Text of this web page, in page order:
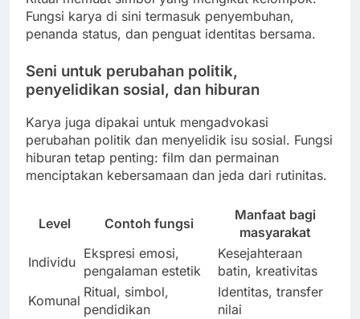
Fungsi karya di sini termasuk penyembuhan,
penanda status, dan penguat identitas bersama.
Seni untuk perubahan politik,
penyelidikan sosial, dan hiburan
Karya juga dipakai untuk mengadvokasi
perubahan politik dan menyelidik isu sosial. Fungsi
hiburan tetap penting: film dan permainan
menciptakan kebersamaan dan jeda dari rutinitas.
Level Contoh fungsi
Manfaat bagi
masyarakat
Individu
Ekspresi emosi,
pengalaman estetik
Kesejahteraan
batin, kreativitas
Komunal
Ritual, simbol,
pendidikan
Identitas, transfer
nilai